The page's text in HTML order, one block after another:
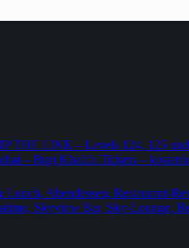
THE LINE – Levels 124, 125
– Burj Khalifa Tickets –
Abendessen, Restaurant-
Skyview Bar, Sky-Lounge,